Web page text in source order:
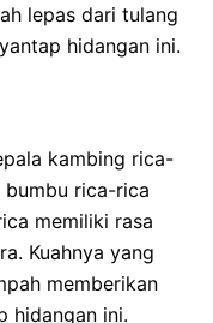
lepas dari tulang
hidangan ini.
kambing rica-
rica-rica
memiliki rasa
Kuahnya yang
memberikan
hidangan ini.